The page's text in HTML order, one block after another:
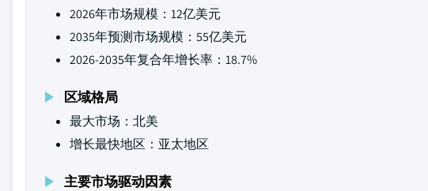
2026年市场规模：12亿美元
2035年预测市场规模：55亿美元
2026-2035年复合年增长率：18.7%
区域格局
最大市场：北美
增长最快地区：亚太地区
主要市场驱动因素